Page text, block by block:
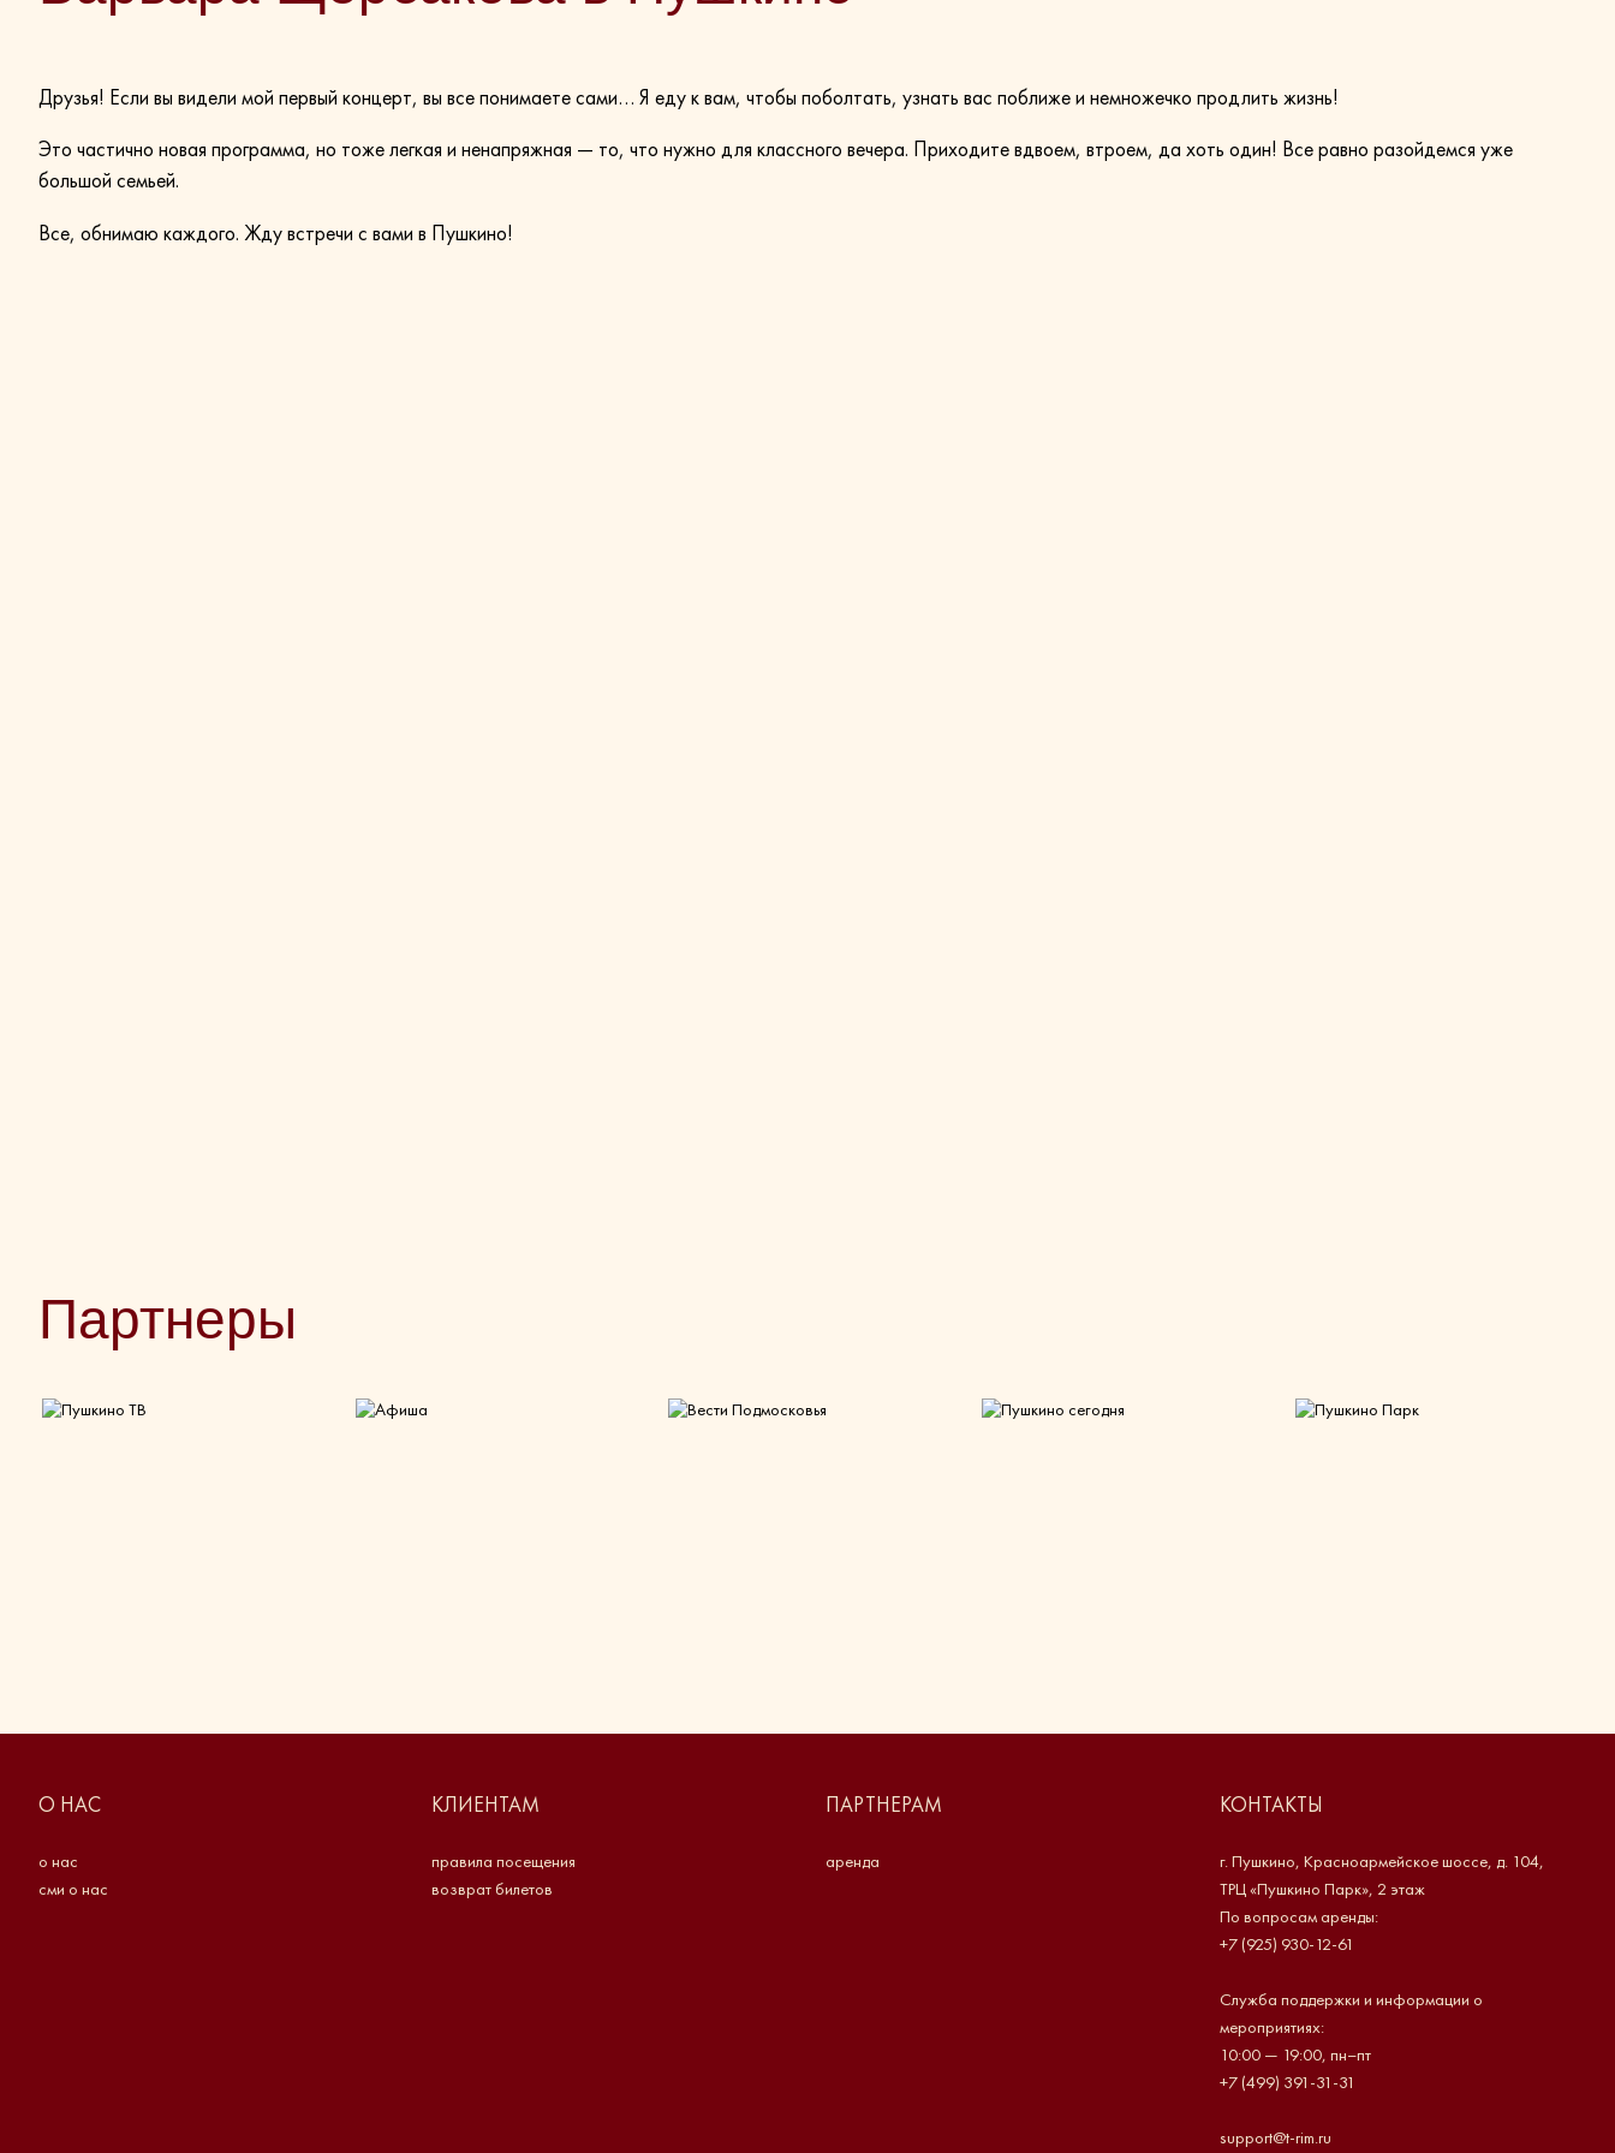
Друзья! Если вы видели мой первый концерт, вы все понимаете сами… Я еду к вам, чтобы поболтать, узнать вас поближе и немножечко продлить жизнь!
Это частично новая программа, но тоже легкая и ненапряжная — то, что нужно для классного вечера. Приходите вдвоем, втроем, да хоть один! Все равно разойдемся уже
большой семьей.
Все, обнимаю каждого. Жду встречи с вами в Пушкино!
Партнеры
О НАС
о нас
сми о нас
КЛИЕНТАМ
правила посещения
возврат билетов
ПАРТНЕРАМ
аренда
КОНТАКТЫ
г. Пушкино, Красноармейское шоссе, д. 104,
ТРЦ «Пушкино Парк», 2 этаж
По вопросам аренды:
+7 (925) 930-12-61
Служба поддержки и информации о
мероприятиях:
10:00 — 19:00, пн–пт
+7 (499) 391-31-31
support@t-rim.ru